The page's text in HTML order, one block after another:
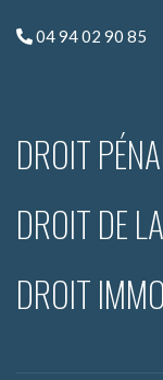
04 94 02 90 85
DROIT
DROIT DE
DROIT